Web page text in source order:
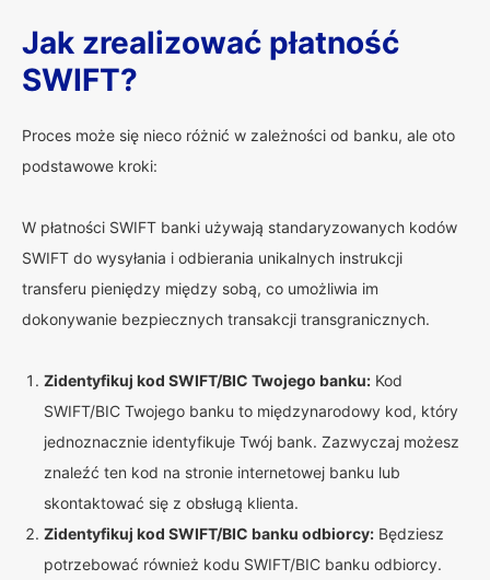
Jak zrealizować płatność
SWIFT?
Proces może się nieco różnić w zależności od banku, ale oto
podstawowe kroki:
W płatności SWIFT banki używają standaryzowanych kodów
SWIFT do wysyłania i odbierania unikalnych instrukcji
transferu pieniędzy między sobą, co umożliwia im
dokonywanie bezpiecznych transakcji transgranicznych.
Zidentyfikuj kod SWIFT/BIC Twojego banku: Kod
SWIFT/BIC Twojego banku to międzynarodowy kod, który
jednoznacznie identyfikuje Twój bank. Zazwyczaj możesz
znaleźć ten kod na stronie internetowej banku lub
skontaktować się z obsługą klienta.
Zidentyfikuj kod SWIFT/BIC banku odbiorcy: Będziesz
potrzebować również kodu SWIFT/BIC banku odbiorcy.